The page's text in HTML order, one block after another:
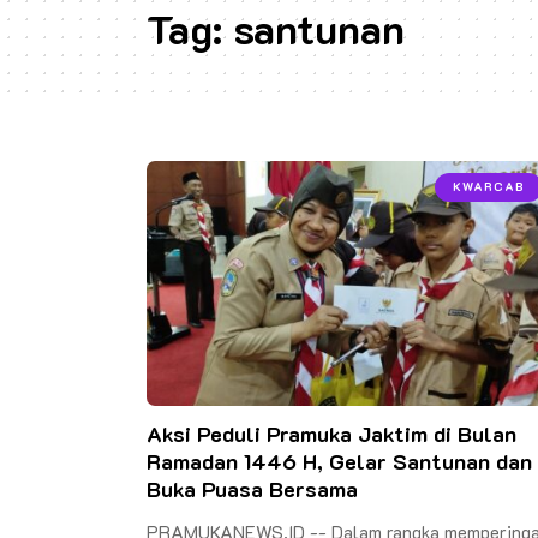
Tag:santunan
KWARCAB
Aksi Peduli Pramuka Jaktim di Bulan
Ramadan 1446 H, Gelar Santunan dan
Buka Puasa Bersama
PRAMUKANEWS.ID -- Dalam rangka